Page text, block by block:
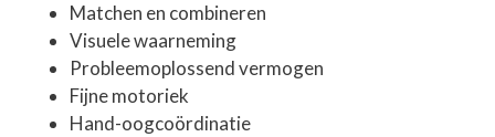
Matchen en combineren
Visuele waarneming
Probleemoplossend vermogen
Fijne motoriek
Hand-oogcoördinatie